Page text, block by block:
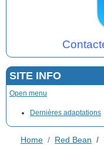
SITE INFO
Open menu
Dernières adaptations
Home Red Bean